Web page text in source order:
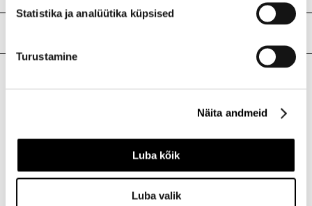
Statistika ja analüütika küpsised
Turustamine
Näita andmeid
Luba kõik
Luba valik